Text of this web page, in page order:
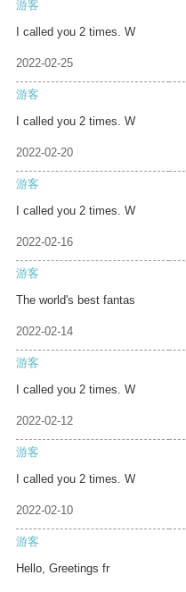
游客
I called you 2 times. W
2022-02-25
游客
I called you 2 times. W
2022-02-20
游客
I called you 2 times. W
2022-02-16
游客
The world's best fantas
2022-02-14
游客
I called you 2 times. W
2022-02-12
游客
I called you 2 times. W
2022-02-10
游客
Hello, Greetings fr